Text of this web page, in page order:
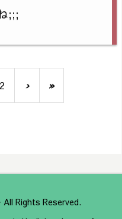
;;;
2 › »
All Rights Reserved.